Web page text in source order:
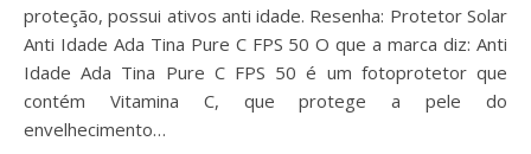
proteção, possui ativos anti idade. Resenha: Protetor Solar
Anti Idade Ada Tina Pure C FPS 50 O que a marca diz: Anti
Idade Ada Tina Pure C FPS 50 é um fotoprotetor que
contém Vitamina C, que protege a pele do
envelhecimento…